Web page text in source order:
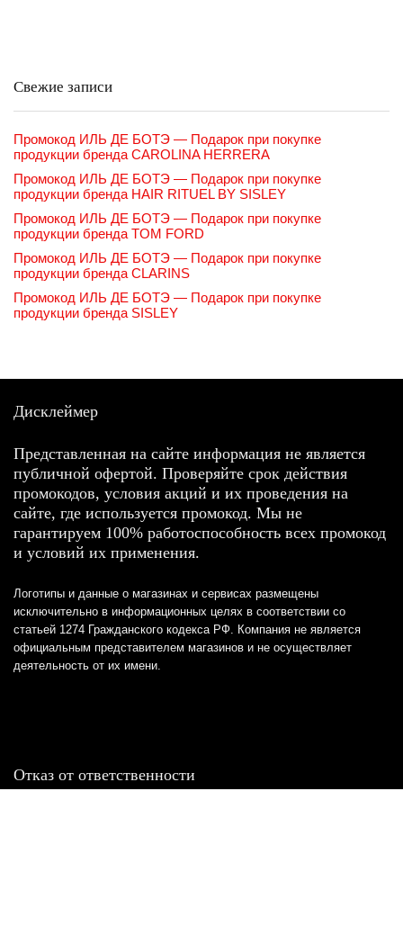
Свежие записи
Промокод ИЛЬ ДЕ БОТЭ — Подарок при покупке
продукции бренда CAROLINA HERRERA
Промокод ИЛЬ ДЕ БОТЭ — Подарок при покупке
продукции бренда HAIR RITUEL BY SISLEY
Промокод ИЛЬ ДЕ БОТЭ — Подарок при покупке
продукции бренда TOM FORD
Промокод ИЛЬ ДЕ БОТЭ — Подарок при покупке
продукции бренда CLARINS
Промокод ИЛЬ ДЕ БОТЭ — Подарок при покупке
продукции бренда SISLEY
Дисклеймер
Представленная на сайте информация не является
публичной офертой. Проверяйте срок действия
промокодов, условия акций и их проведения на
сайте, где используется промокод. Мы не
гарантируем 100% работоспособность всех промокод
и условий их применения.
Логотипы и данные о магазинах и сервисах размещены
исключительно в информационных целях в соответствии со
статьей 1274 Гражданского кодекса РФ. Компания не является
официальным представителем магазинов и не осуществляет
деятельность от их имени.
Отказ от ответственности